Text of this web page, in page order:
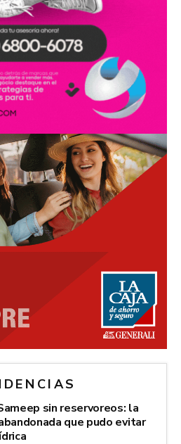
sin reservoreos: la
que pudo evitar